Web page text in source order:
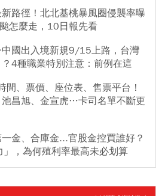
路徑！北北基桃暴風圈侵襲率曝
怎麼走，10日報先看
國出入境新規9/15上路，台灣
4種職業特別注意：前例在這
間、票價、座位表、售票平台！
昌旭、金宣虎…卡司名單不斷更
金、合庫金...官股金控買誰好？
」，為何殖利率最高未必划算